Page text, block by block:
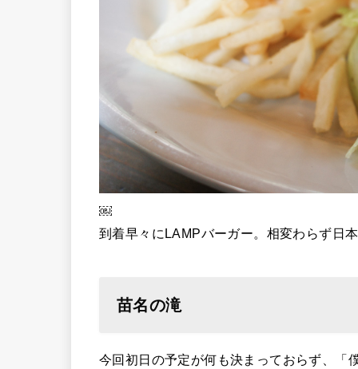
￼
到着早々にLAMPバーガー。相変わらず日
苗名の滝
今回初日の予定が何も決まっておらず、「